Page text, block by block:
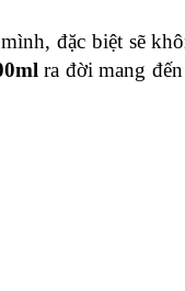
đặc biệt sẽ
ra đời mang